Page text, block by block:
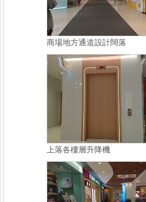
商場地方通道設計闊落
上落各樓層升降機